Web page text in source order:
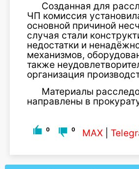
Созданная для
ЧП комиссия
основной причиной
случая стали
недостатки и
механизмов,
также
организация
Материалы
направлены в
0 0 MAX